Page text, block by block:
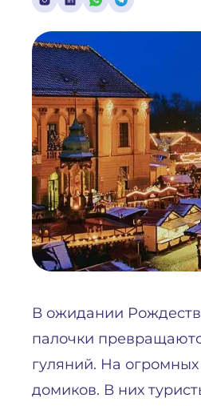
В ожидании
палочки
гуляний. На
домиков. В них